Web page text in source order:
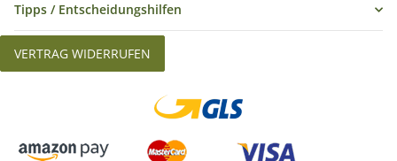
Tipps / Entscheidungshilfen
VERTRAG WIDERRUFEN